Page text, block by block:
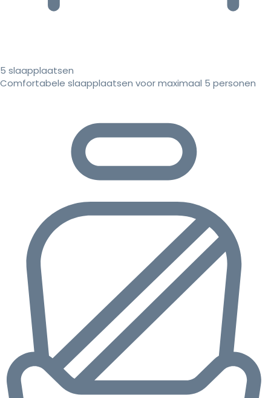
5 slaapplaatsen
Comfortabele slaapplaatsen voor maximaal 5 personen